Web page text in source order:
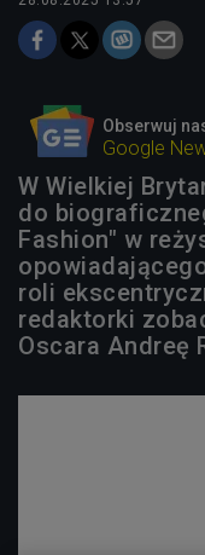
Obserwuj
Google
W Wielkiej
do
Fashion" w
roli
redaktorki
Oscara Andreę